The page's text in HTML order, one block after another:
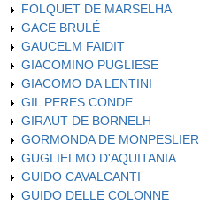
FOLQUET DE MARSELHA
GACE BRULÉ
GAUCELM FAIDIT
GIACOMINO PUGLIESE
GIACOMO DA LENTINI
GIL PERES CONDE
GIRAUT DE BORNELH
GORMONDA DE MONPESLIER
GUGLIELMO D'AQUITANIA
GUIDO CAVALCANTI
GUIDO DELLE COLONNE